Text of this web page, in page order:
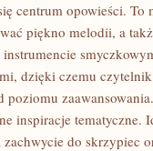
centrum opowieści. To
piękno melodii, a
dzięki czemu
poziomu
inspiracje tematyczne.
do skrzypiec